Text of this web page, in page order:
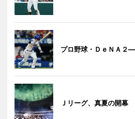
プロ野球・ＤｅＮＡ２
Ｊリーグ、真夏の開幕